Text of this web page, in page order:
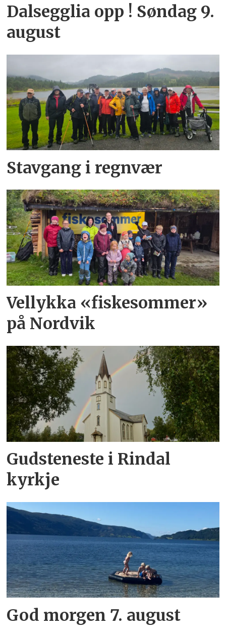
Dalsegglia opp ! Søndag 9.
august
Stavgang i regnvær
Vellykka «fiskesommer»
på Nordvik
Gudsteneste i Rindal
kyrkje
God morgen 7. august